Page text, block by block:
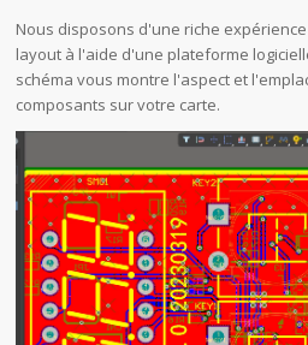
Nous disposons d'une riche
layout à l'aide d'une plateforme
schéma vous montre l'aspect et
composants sur votre carte.